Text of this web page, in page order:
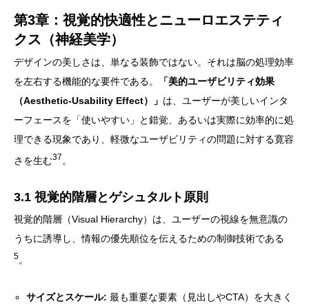
第3章：視覚的快適性とニューロエステティ
クス（神経美学）
デザインの美しさは、単なる装飾ではない。それは脳の処理効率
を左右する機能的な要件である。
「美的ユーザビリティ効果
（Aesthetic-Usability Effect）」 は、ユーザーが美しいインタ
ーフェースを「使いやすい」と錯覚、あるいは実際に効率的に処
理できる現象であり、軽微なユーザビリティの問題に対する寛容
さを生む37 。
3.1 視覚的階層とゲシュタルト原則
視覚的階層（Visual Hierarchy）は、ユーザーの視線を無意識の
うちに誘導し、情報の優先順位を伝えるための制御技術である
5。
サイズとスケール: 最も重要な要素（見出しやCTA）を大きく